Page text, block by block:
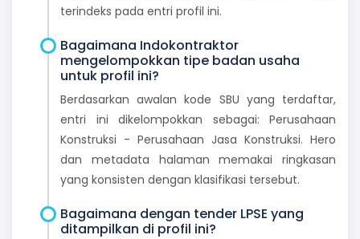
terindeks pada entri profil ini.
Bagaimana Indokontraktor
mengelompokkan tipe badan usaha
untuk profil ini?
Berdasarkan awalan kode SBU yang terdaftar,
entri ini dikelompokkan sebagai: Perusahaan
Konstruksi - Perusahaan Jasa Konstruksi. Hero
dan metadata halaman memakai ringkasan
yang konsisten dengan klasifikasi tersebut.
Bagaimana dengan tender LPSE yang
ditampilkan di profil ini?